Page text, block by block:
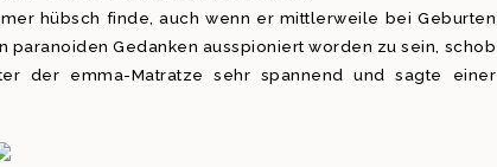
hübsch finde, auch wenn er mittlerweile bei Geburten
Gedanken ausspioniert worden zu sein, schob
der emma-Matratze sehr spannend und sagte einer